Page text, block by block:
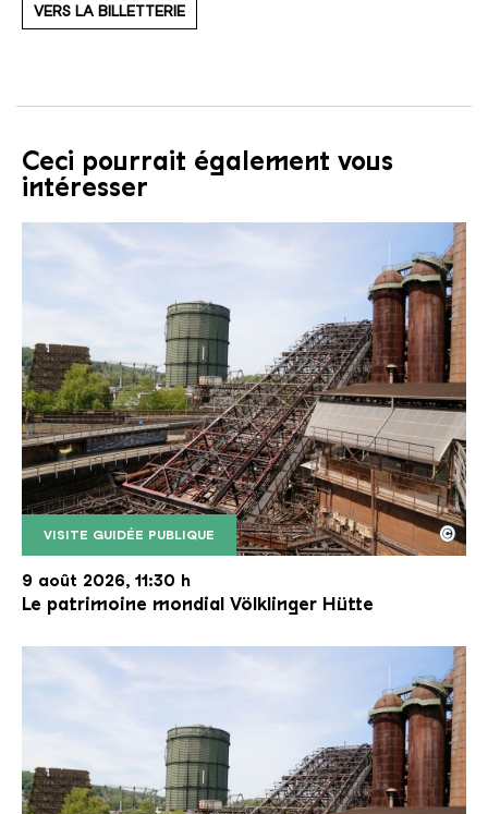
VERS LA BILLETTERIE
Ceci pourrait également vous
intéresser
VISITE GUIDÉE PUBLIQUE
Le monte-charge incliné de la Völklinger Hütte
Copyright: Weltkulturerbe Völklinger Hütte | Karl
©
9 août 2026, 11:30 h
Le patrimoine mondial Völklinger Hütte